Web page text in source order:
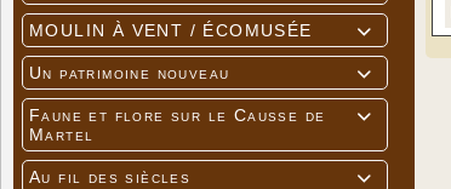

MOULIN À VENT / ÉCOMUSÉE

Un patrimoine nouveau

Faune et flore sur le Causse de
Martel

Au fil des siècles